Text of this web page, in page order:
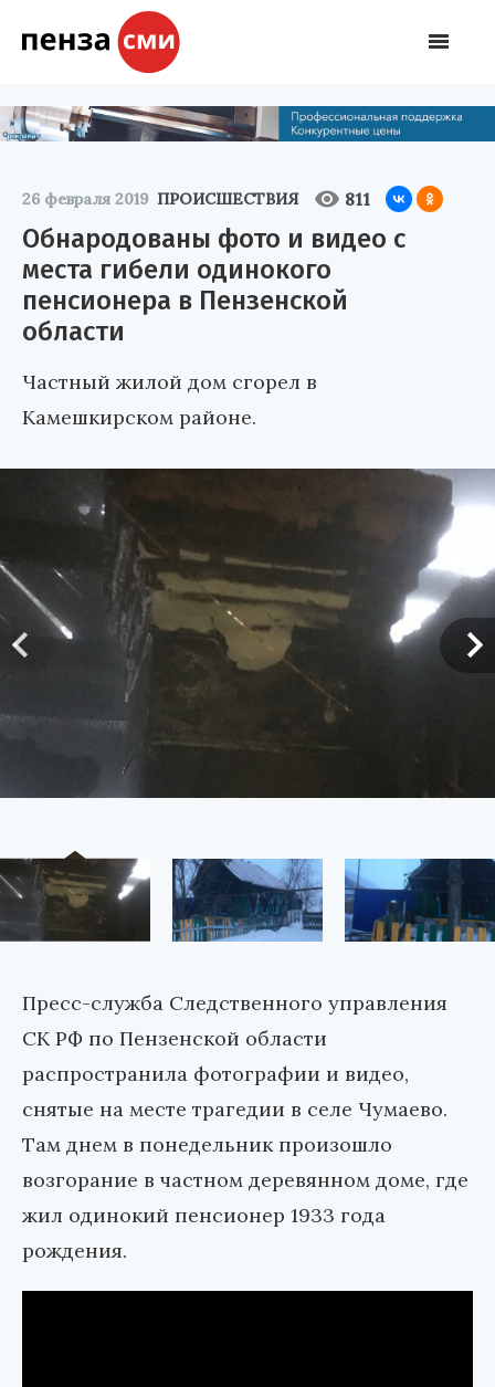
26 февраля 2019 ПРОИСШЕСТВИЯ 811
Обнародованы фото и видео с
места гибели одинокого
пенсионера в Пензенской
области
Частный жилой дом сгорел в
Камешкирском районе.
Пресс-служба Следственного управления
СК РФ по Пензенской области
распространила фотографии и видео,
снятые на месте трагедии в селе Чумаево.
Там днем в понедельник произошло
возгорание в частном деревянном доме, где
жил одинокий пенсионер 1933 года
рождения.